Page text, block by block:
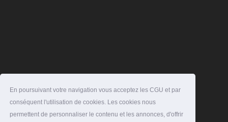
En poursuivant votre navigation vous acceptez les CGU et par
conséquent l'utilisation de cookies. Les cookies nous
permettent de personnaliser le contenu et les annonces, d'offrir